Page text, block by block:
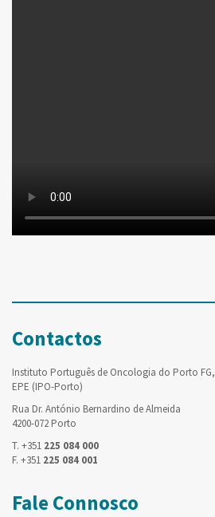
Contactos
Instituto Português de Oncologia do Porto FG,
EPE (IPO-Porto)
Rua Dr. António Bernardino de Almeida
4200-072 Porto
T. +351 225 084 000
F. +351 225 084 001
Fale Connosco